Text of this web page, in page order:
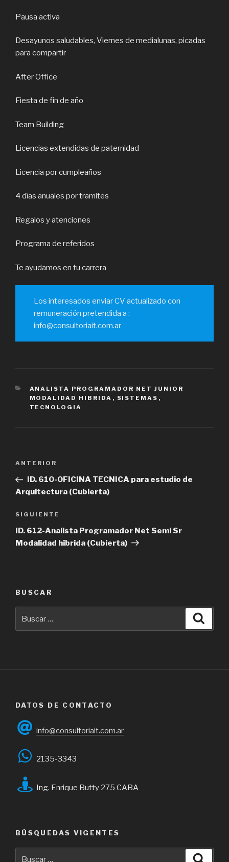
Pausa activa
Desayunos saludables, Viernes de medialunas, picadas
para compartir
After Office
Fiesta de fin de año
Team Building
Licencias extendidas de paternidad
Licencia por cumpleaños
4 días anuales por tramites
Regalos y atenciones
Programa de referidos
Te ayudamos en tu carrera
Los interesados enviar CV actualizado con
remuneración pretendida a :
info@consultoriait.com.ar
CATEGORÍAS
ANALISTA PROGRAMADOR NET JUNIOR
MODALIDAD HIBRIDA , SISTEMAS ,
TECNOLOGIA
entradas
Entrada
anterior
ANTERIOR
ID. 610-OFICINA TECNICA para estudio de
Arquitectura (Cubierta)
Siguiente
entrada
SIGUIENTE
ID. 612-Analista Programador Net Semi Sr
Modalidad hibrida (Cubierta)
BUSCAR
por:
DATOS DE CONTACTO
info@consultoriait.com.ar
2135-3343
Ing. Enrique Butty 275 CABA
BÚSQUEDAS VIGENTES